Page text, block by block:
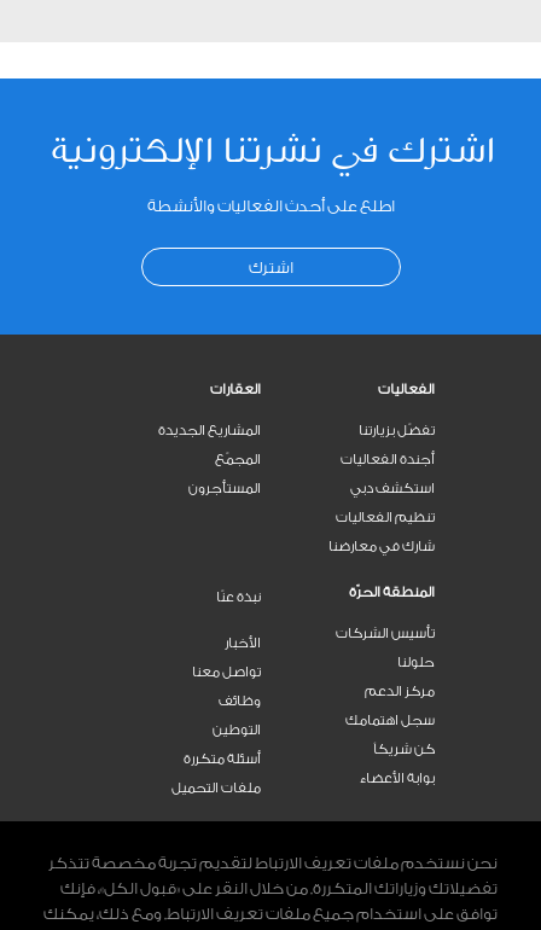
نحن نستخدم ملفات تعريف الارتباط لتقديم تجربة مخصصة تتذكر
تفضيلاتك وزياراتك المتكررة. من خلال النقر على «قبول الكل»، فإنك
توافق على استخدام جميع ملفات تعريف الارتباط. ومع ذلك، يمكنك
الفعاليات
تفضّل بزيارتنا
أجندة الفعاليات
استكشف دبي
تنظيم الفعاليات
شارك في معارضنا
العقارات
المشاريع الجديدة
المجمّع
المستأجرون
المنطقة الحرّة
تأسيس الشركات
حلولنا
مركز الدعم
سجل اهتمامك
كن شريكاً
بوابة الأعضاء
نبذة عنّا
الأخبار
تواصل معنا
وظائف
التوطين
أسئلة متكررة
ملفات التحميل
اتصل بنا 800 DWTC (3982)
تواصلوا معنا
اشترك في نشرتنا الإلكترونية
اطلع على أحدث الفعاليات والأنشطة
اشترك